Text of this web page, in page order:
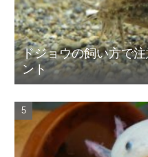
ドジョウの飼い方で
ント